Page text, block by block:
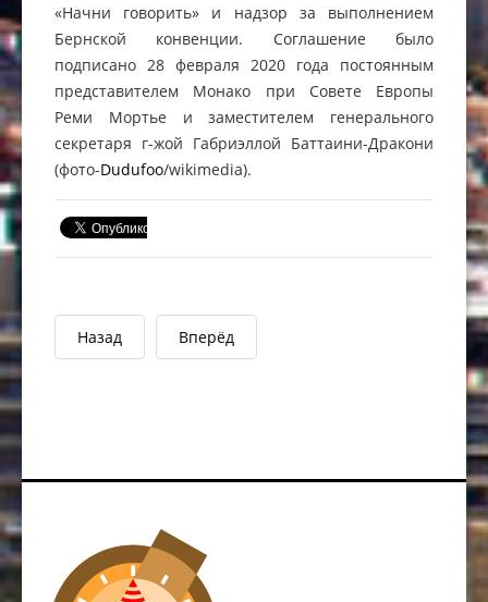
«Начни говорить» и надзор за выполнением
Бернской конвенции. Соглашение было
подписано 28 февраля 2020 года постоянным
представителем Монако при Совете Европы
Реми Мортье и заместителем генерального
секретаря г-жой Габриэллой Баттаини-Дракони
(фото-Dudufoo/wikimedia).
Назад Вперёд